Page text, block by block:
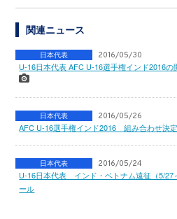
関連ニュース
日本代表 2016/05/30
U-16日本代表 AFC U-16選手権インド2016の
日本代表 2016/05/26
AFC U-16選手権インド2016 組み合わせ決定
日本代表 2016/05/24
U-16日本代表 インド・ベトナム遠征（5/27
ール